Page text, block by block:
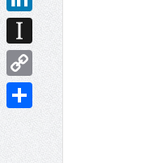
LinkedIn
Instapaper
Copy
Link
Share